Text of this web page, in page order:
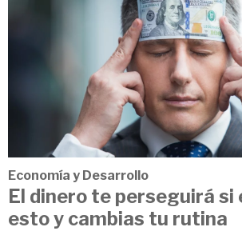
Economía y Desarrollo
El dinero te perseguirá si
esto y cambias tu rutina